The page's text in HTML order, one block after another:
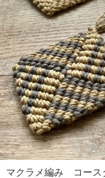
マクラメ編み コース